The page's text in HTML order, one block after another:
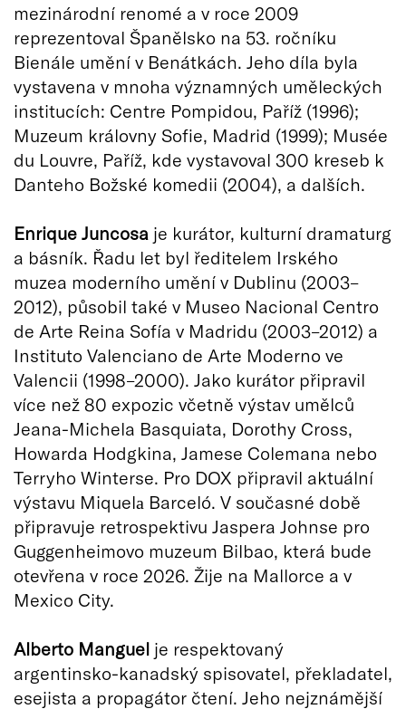
mezinárodní renomé a v roce 2009
reprezentoval Španělsko na 53. ročníku
Bienále umění v Benátkách. Jeho díla byla
vystavena v mnoha významných uměleckých
institucích: Centre Pompidou, Paříž (1996);
Muzeum královny Sofie, Madrid (1999); Musée
du Louvre, Paříž, kde vystavoval 300 kreseb k
Danteho Božské komedii (2004), a dalších.
Enrique Juncosa je kurátor, kulturní dramaturg
a básník. Řadu let byl ředitelem Irského
muzea moderního umění v Dublinu (2003–
2012), působil také v Museo Nacional Centro
de Arte Reina Sofía v Madridu (2003–2012) a
Instituto Valenciano de Arte Moderno ve
Valencii (1998–2000). Jako kurátor připravil
více než 80 expozic včetně výstav umělců
Jeana-Michela Basquiata, Dorothy Cross,
Howarda Hodgkina, Jamese Colemana nebo
Terryho Winterse. Pro DOX připravil aktuální
výstavu Miquelа Barceló. V současné době
připravuje retrospektivu Jaspera Johnse pro
Guggenheimovo muzeum Bilbao, která bude
otevřena v roce 2026. Žije na Mallorce a v
Mexico City.
Alberto Manguel je respektovaný
argentinsko-kanadský spisovatel, překladatel,
esejista a propagátor čtení. Jeho nejznámější